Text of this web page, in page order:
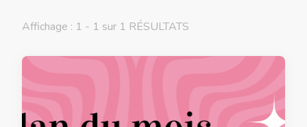
Affichage : 1 - 1 sur 1 RÉSULTATS